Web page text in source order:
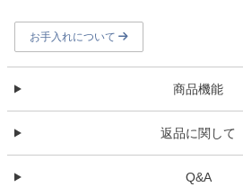
お手入れについて
商品機能
返品に関して
Q&A